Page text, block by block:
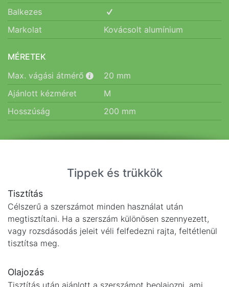
Balkezes
Markolat
Kovácsolt alumínium
MÉRETEK
Max. vágási átmérő
20 mm
Ajánlott kézméret
M
Hosszúság
200 mm
Tippek és trükkök
Tisztítás
Célszerű a szerszámot minden használat után
megtisztítani. Ha a szerszám különösen szennyezett,
vagy rozsdásodás jeleit véli felfedezni rajta, feltétlenül
tisztítsa meg.
Olajozás